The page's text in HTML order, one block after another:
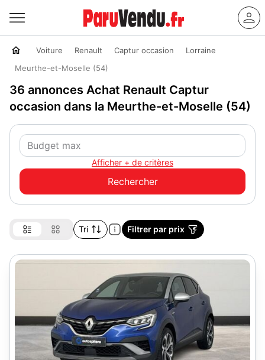
Voiture Renault Captur occasion
Lorraine
Meurthe-et-Moselle (54)
36 annonces Achat Renault Captur
occasion dans la Meurthe-et-Moselle (54)
Afficher + de critères
Tri Filtrer par prix